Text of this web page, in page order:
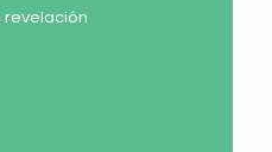
revelación